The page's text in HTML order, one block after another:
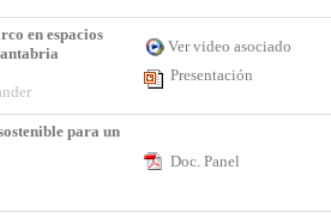
en espacios
Ver video asociado
Presentación
para un
Doc. Panel